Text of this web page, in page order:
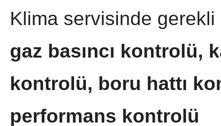
Klima servisinde
gaz basıncı kontrolü,
kontrolü, boru hattı
performans kontrolü